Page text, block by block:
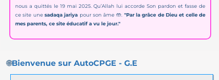
nous a quittés le 19 mai 2025. Qu’Allah lui accorde Son pardon et fasse de
ce site une sadaqa jariya pour son âme 🤲. "Par la grâce de Dieu et celle de
mes parents, ce site éducatif a vu le jour."
🌐Bienvenue sur AutoCPGE - G.E